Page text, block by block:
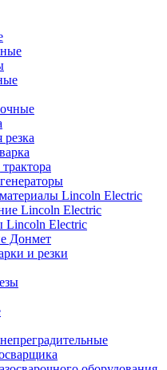
Lincoln Electric
Lincoln Electric
Lincoln Electric
Донмет
и резки